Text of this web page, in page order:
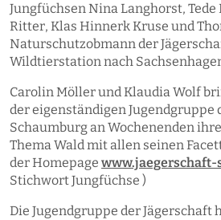
Jungfüchsen Nina Langhorst, Tede
Ritter, Klas Hinnerk Kruse und
Naturschutzobmann der
Wildtierstation nach
Carolin Möller und Klaudia Wolf
der eigenständigen Jugendgruppe
Schaumburg an Wochenenden
Thema Wald mit allen seinen
der Homepage www.jaegerschaft-
Stichwort Jungfüchse )
Die Jugendgruppe der